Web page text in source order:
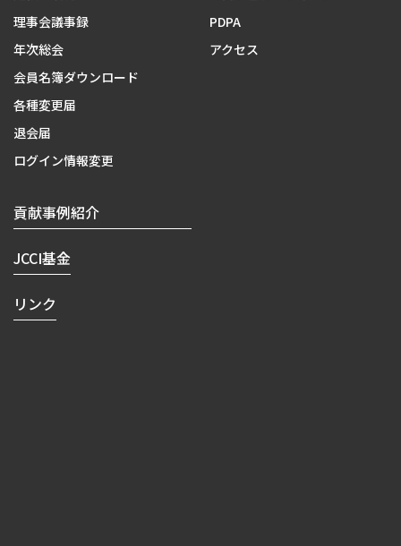
理事会議事録
年次総会
会員名簿ダウンロード
各種変更届
退会届
ログイン情報変更
PDPA
アクセス
貢献事例紹介
JCCI基金
リンク